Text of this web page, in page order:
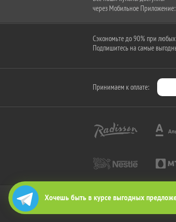
Хочешь быть в курсе выгодных
через Мобильное Приложение:
Сэкономьте до 90% при любых
Подпишитесь на самые
Принимаем к оплате:
2010-2026 © КупиКупон. Все
Все права на товарный знак